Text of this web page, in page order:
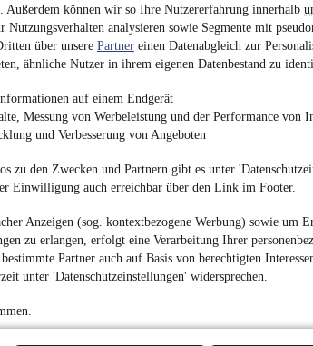
Außerdem können wir so Ihre Nutzererfahrung innerhalb
Nutzungsverhalten analysieren sowie Segmente mit
über unsere Partner einen Datenabgleich zur
ähnliche Nutzer in ihrem eigenen Datenbestand zu
auf einem Endgerät
Messung von Werbeleistung und der Performance von
und Verbesserung von Angeboten
zu den Zwecken und Partnern gibt es unter
Einwilligung auch erreichbar über den Link im Footer.
Anzeigen (sog. kontextbezogene Werbung) sowie um
zu erlangen, erfolgt eine Verarbeitung Ihrer
Partner auch auf Basis von berechtigten
unter 'Datenschutzeinstellungen' widersprechen.
Finanzierung ab 280 € mtl.
EZ 02/2022•61.300
Volkswagen Golf 8
18.999 €
18.555 €¹
Finanzierung ab 197 € mtl.
Business Premium